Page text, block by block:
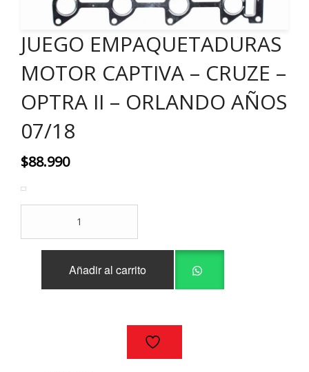
JUEGO EMPAQUETADURAS
MOTOR CAPTIVA – CRUZE –
OPTRA II – ORLANDO AÑOS
07/18
$88.990
EMPAQUETADURAS
MOTOR
CAPTIVA
Añadir al carrito